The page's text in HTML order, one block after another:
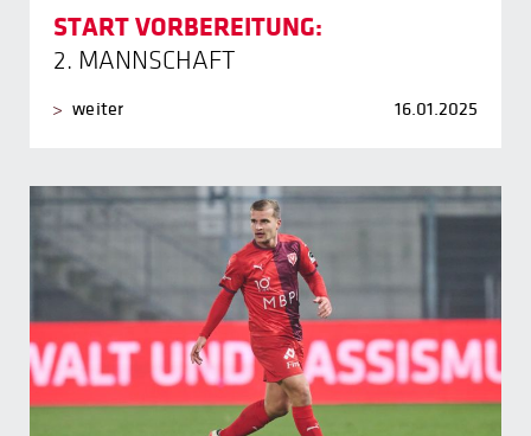
START VORBEREITUNG:
2. MANNSCHAFT
weiter 16.01.2025